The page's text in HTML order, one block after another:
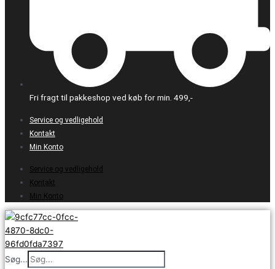
Fri fragt til pakkeshop ved køb for min. 499,-
Service og vedligehold
Kontakt
Min Konto
Service og vedligehold
Kontakt
Min Konto
Søg...